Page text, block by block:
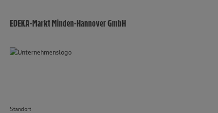
EDEKA-Markt Minden-Hannover GmbH
Standort